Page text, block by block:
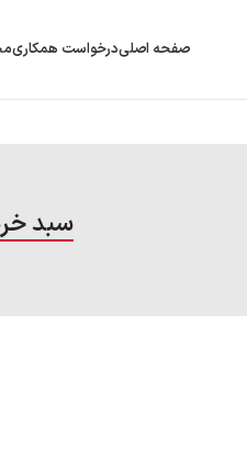
صفحه اصلیدرخواست همکاری
سبد